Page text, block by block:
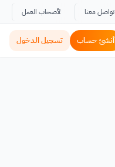
تواصل معنا لأصحاب العمل
أنشئ حساب تسجيل الدخول